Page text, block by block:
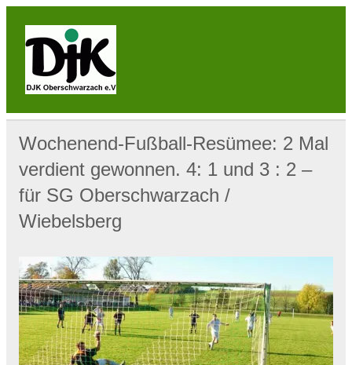
Skip
BEWEGEN! … Sport & Engagement
Wochenend-Fußball-Resümee: 2 Mal
verdient gewonnen. 4: 1 und 3 : 2 –
für SG Oberschwarzach /
Wiebelsberg